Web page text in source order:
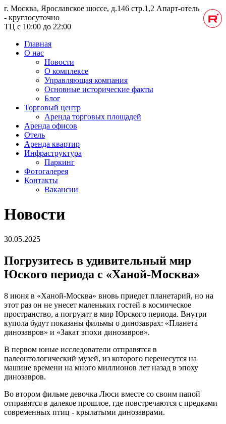
г. Москва, Ярославское шоссе, д.146 стр.1,2 Апарт-отель
- круглосуточно
ТЦ с 10:00 до 22:00
Главная
О нас
Новости
О комплексе
Управляющая компания
Основные исторические факты
Блог
Торговый центр
Аренда торговых площадей
Аренда офисов
Отель
Аренда квартир
Инфраструктура
Паркинг
Фотогалерея
Контакты
Вакансии
Новости
30.05.2025
Погрузитесь в удивительный мир
Юского периода с «Ханой-Москва»
8 июня в «Ханой-Москва» вновь приедет планетарий, но на
этот раз он не унесет маленьких гостей в космическое
пространство, а погрузит в мир Юрского периода. Внутри
купола будут показаны фильмы о динозаврах: «Планета
динозавров» и «Закат эпохи динозавров».
В первом юные исследователи отправятся в
палеонтологический музей, из которого перенесутся на
машине времени на много миллионов лет назад в эпоху
динозавров.
Во втором фильме девочка Люси вместе со своим папой
отправятся в далекое прошлое, где повстречаются с предками
современных птиц - крылатыми динозаврами.